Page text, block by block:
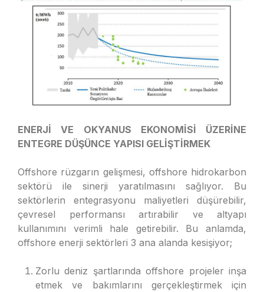
ENERJİ VE OKYANUS EKONOMİSİ ÜZERİNE
ENTEGRE DÜŞÜNCE YAPISI GELİŞTİRMEK
Offshore rüzgarın gelişmesi, offshore hidrokarbon
sektörü ile sinerji yaratılmasını sağlıyor. Bu
sektörlerin entegrasyonu maliyetleri düşürebilir,
çevresel performansı artırabilir ve altyapı
kullanımını verimli hale getirebilir. Bu anlamda,
offshore enerji sektörleri 3 ana alanda kesişiyor;
Zorlu deniz şartlarında offshore projeler inşa
etmek ve bakımlarını gerçekleştirmek için